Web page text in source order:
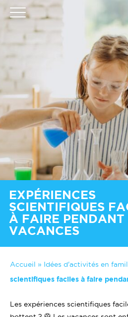
EXPÉRIENCES
SCIENTIFIQUES
À FAIRE PENDANT
VACANCES
Accueil » Idées d'activités en
scientifiques faciles à faire
Les expériences scientifiques